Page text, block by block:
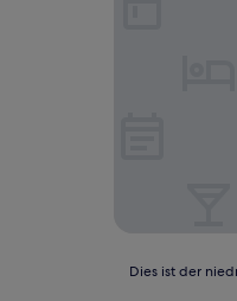
Dies
Dies ist der